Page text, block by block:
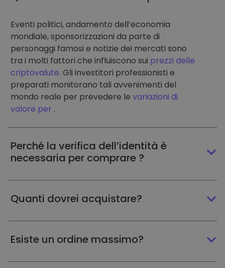
Eventi politici, andamento dell’economia
mondiale, sponsorizzazioni da parte di
personaggi famosi e notizie dei mercati sono
tra i molti fattori che influiscono sui prezzi delle
criptovalute. Gli investitori professionisti e
preparati monitorano tali avvenimenti del
mondo reale per prevedere le variazioni di
valore per .
Perché la verifica dell’identità è
necessaria per comprare ?
Quanti dovrei acquistare?
Esiste un ordine massimo?